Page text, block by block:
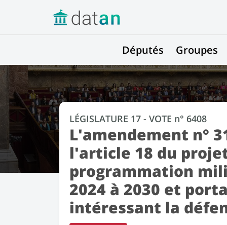
Députés Groupes
LÉGISLATURE 17 - VOTE n° 6408
L'amendement n°
l'article 18 du
programmation
2024 à 2030 et
intéressant la